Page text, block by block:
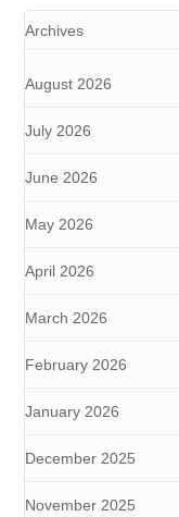
Archives
August 2026
July 2026
June 2026
May 2026
April 2026
March 2026
February 2026
January 2026
December 2025
November 2025